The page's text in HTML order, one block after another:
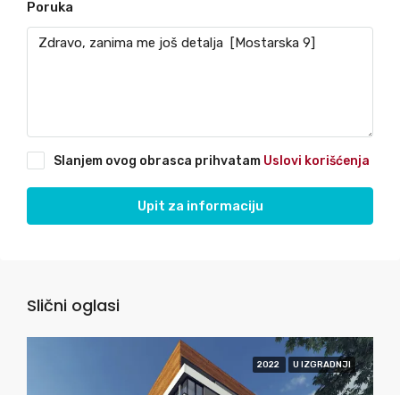
Poruka
Slanjem ovog obrasca prihvatam Uslovi korišćenja
Upit za informaciju
Slični oglasi
2022 U IZGRADNJI